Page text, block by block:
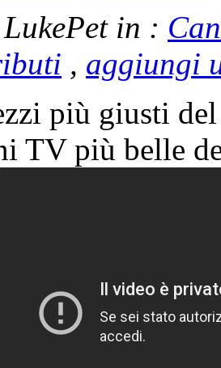
in :
, aggiungi
più giusti
TV più belle